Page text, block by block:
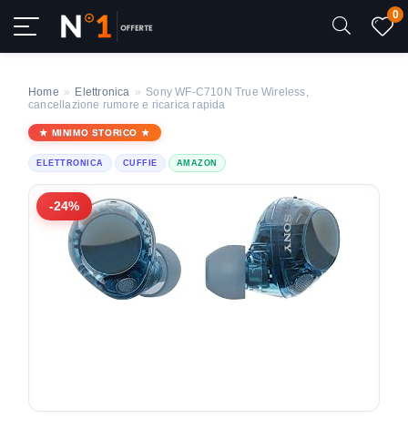
0
Home » Elettronica » Sony WF-C710N True Wireless,
cancellazione rumore e ricarica rapida
MINIMO STORICO
ELETTRONICA CUFFIE AMAZON
-24%